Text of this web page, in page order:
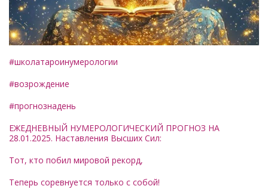
#школатароинумерологии
#возрождение
#прогнознадень
ЕЖЕДНЕВНЫЙ НУМЕРОЛОГИЧЕСКИЙ ПРОГНОЗ НА
28.01.2025. Наставления Высших Сил:
Тот, кто побил мировой рекорд,
Теперь соревнуется только с собой!